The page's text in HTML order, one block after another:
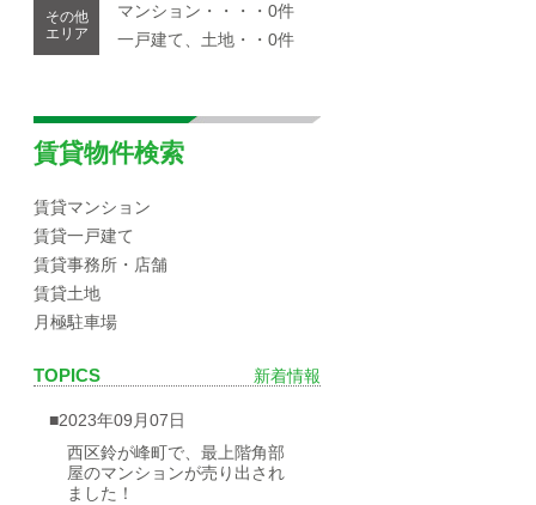
その他
エリア
マンション・・・・0件
一戸建て、土地・・0件
賃貸物件検索
賃貸マンション
賃貸一戸建て
賃貸事務所・店舗
賃貸土地
月極駐車場
TOPICS 新着情報
■2023年09月07日
西区鈴が峰町で、最上階角部
屋のマンションが売り出され
ました！